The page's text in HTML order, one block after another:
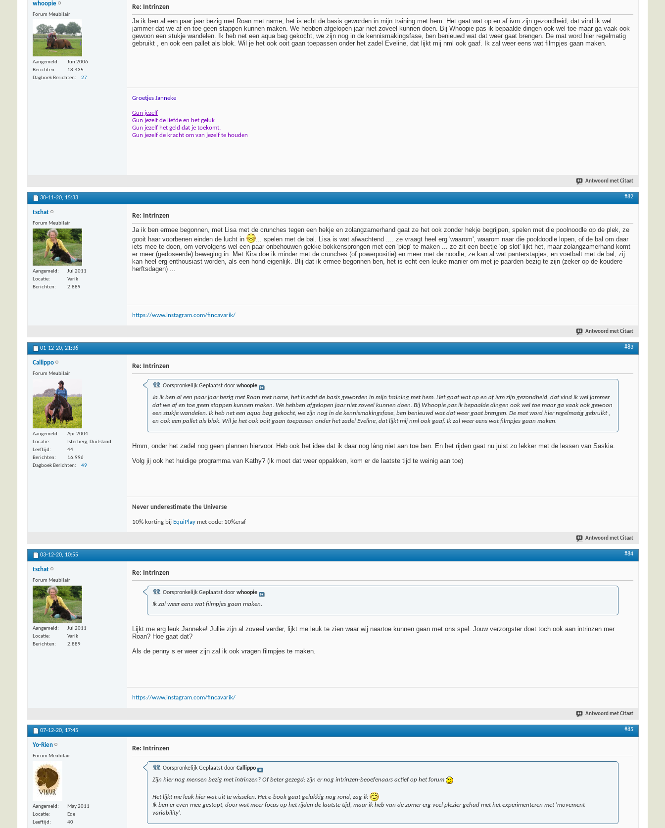
whoopie
Forum Meubilair
Aangemeld
Jun 2006
Berichten
18.435
Dagboek Berichten
27
Re: Intrinzen
Ja ik ben al een paar jaar bezig met Roan met name, het is echt de basis geworden in mijn training met hem. Het gaat wat op en af ivm zijn gezondheid, dat vind ik wel
jammer dat we af en toe geen stappen kunnen maken. We hebben afgelopen jaar niet zoveel kunnen doen. Bij Whoopie pas ik bepaalde dingen ook wel toe maar ga vaak ook
gewoon een stukje wandelen. Ik heb net een aqua bag gekocht, we zijn nog in de kennismakingsfase, ben benieuwd wat dat weer gaat brengen. De mat word hier regelmatig
gebruikt , en ook een pallet als blok. Wil je het ook ooit gaan toepassen onder het zadel Eveline, dat lijkt mij nml ook gaaf. Ik zal weer eens wat filmpjes gaan maken.
Groetjes Janneke
Gun jezelf
Gun jezelf de liefde en het geluk
Gun jezelf het geld dat je toekomt.
Gun jezelf de kracht om van jezelf te houden
Antwoord met Citaat
30-11-20, 15:33 #82
tschat
Forum Meubilair
Aangemeld
Jul 2011
Locatie
Varik
Berichten
2.889
Re: Intrinzen
Ja ik ben ermee begonnen, met Lisa met de crunches tegen een hekje en zolangzamerhand gaat ze het ook zonder hekje begrijpen, spelen met die poolnoodle op de plek, ze
gooit haar voorbenen einden de lucht in
... spelen met de bal. Lisa is wat afwachtend .... ze vraagt heel erg 'waarom', waarom naar die pooldoodle lopen, of de bal om daar
iets mee te doen, om vervolgens wel een paar onbehouwen gekke bokkensprongen met een 'piep' te maken ... ze zit een beetje 'op slot' lijkt het, maar zolangzamerhand komt
er meer (gedoseerde) beweging in. Met Kira doe ik minder met de crunches (of powerpositie) en meer met de noodle, ze kan al wat panterstapjes, en voetbalt met de bal, zij
kan heel erg enthousiast worden, als een hond eigenlijk. Blij dat ik ermee begonnen ben, het is echt een leuke manier om met je paarden bezig te zijn (zeker op de koudere
herftsdagen) ...
https://www.instagram.com/fincavarik/
Antwoord met Citaat
01-12-20, 21:36 #83
Callippo
Forum Meubilair
Aangemeld
Apr 2004
Locatie
Isterberg, Duitsland
Leeftijd
44
Berichten
16.996
Dagboek Berichten
49
Re: Intrinzen
Oorspronkelijk Geplaatst door whoopie
Ja ik ben al een paar jaar bezig met Roan met name, het is echt de basis geworden in mijn training met hem. Het gaat wat op en af ivm zijn gezondheid, dat vind ik wel jammer
dat we af en toe geen stappen kunnen maken. We hebben afgelopen jaar niet zoveel kunnen doen. Bij Whoopie pas ik bepaalde dingen ook wel toe maar ga vaak ook gewoon
een stukje wandelen. Ik heb net een aqua bag gekocht, we zijn nog in de kennismakingsfase, ben benieuwd wat dat weer gaat brengen. De mat word hier regelmatig gebruikt ,
en ook een pallet als blok. Wil je het ook ooit gaan toepassen onder het zadel Eveline, dat lijkt mij nml ook gaaf. Ik zal weer eens wat filmpjes gaan maken.
Hmm, onder het zadel nog geen plannen hiervoor. Heb ook het idee dat ik daar nog láng niet aan toe ben. En het rijden gaat nu juist zo lekker met de lessen van Saskia.
Volg jij ook het huidige programma van Kathy? (ik moet dat weer oppakken, kom er de laatste tijd te weinig aan toe)
Never underestimate the Universe
10% korting bij EquiPlay met code: 10%eraf
Antwoord met Citaat
03-12-20, 10:55 #84
tschat
Forum Meubilair
Aangemeld
Jul 2011
Locatie
Varik
Berichten
2.889
Re: Intrinzen
Oorspronkelijk Geplaatst door whoopie
Ik zal weer eens wat filmpjes gaan maken.
Lijkt me erg leuk Janneke! Jullie zijn al zoveel verder, lijkt me leuk te zien waar wij naartoe kunnen gaan met ons spel. Jouw verzorgster doet toch ook aan intrinzen mer
Roan? Hoe gaat dat?
Als de penny s er weer zijn zal ik ook vragen filmpjes te maken.
https://www.instagram.com/fincavarik/
Antwoord met Citaat
07-12-20, 17:45 #85
Yo-Rien
Forum Meubilair
Aangemeld
May 2011
Locatie
Ede
Leeftijd
40
Re: Intrinzen
Oorspronkelijk Geplaatst door Callippo
Zijn hier nog mensen bezig met intrinzen? Of beter gezegd: zijn er nog intrinzen-beoefenaars actief op het forum
Het lijkt me leuk hier wat uit te wisselen. Het e-book gaat gelukkig nog rond, zag ik
Ik ben er even mee gestopt, door wat meer focus op het rijden de laatste tijd, maar ik heb van de zomer erg veel plezier gehad met het experimenteren met 'movement
variability'.